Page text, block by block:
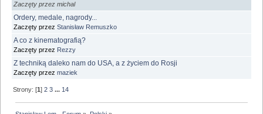
Zaczęty przez michal
Ordery, medale, nagrody...
Zaczęty przez Stanisław Remuszko
A co z kinematografią?
Zaczęty przez Rezzy
Z techniką daleko nam do USA, a z życiem do Rosji
Zaczęty przez maziek
Strony: [1]2 3 ... 14